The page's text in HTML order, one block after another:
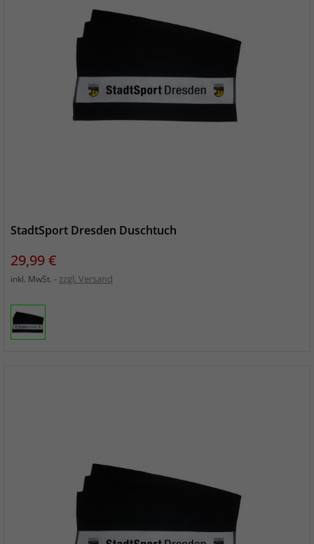
StadtSport Dresden Duschtuch
Preis
29,99 €
inkl. MwSt. zzgl. Versand